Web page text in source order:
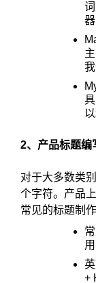
2、产品标题编
对于大多数类
个字符。产品
常见的标题制作
+